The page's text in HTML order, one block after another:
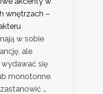
wnętrzach –
w sobie
ale
się
monotonne.
…